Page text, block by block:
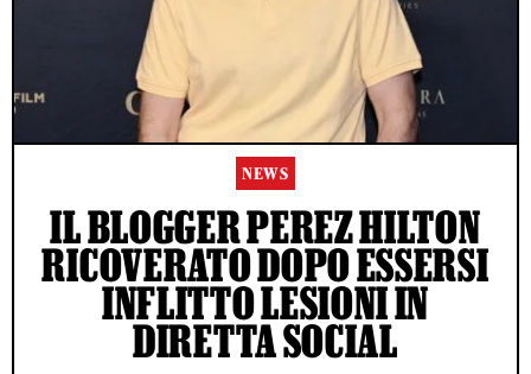
NEWS
IL BLOGGER PEREZ HILTON
RICOVERATO DOPO ESSERSI
INFLITTO LESIONI IN
DIRETTA SOCIAL